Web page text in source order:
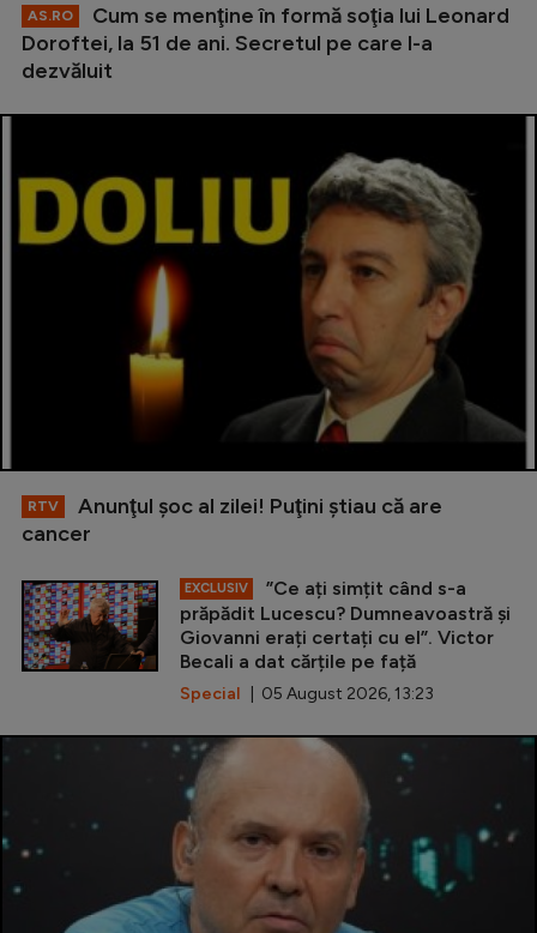
AS.RO
Cum se menţine în formă soţia lui Leonard
Doroftei, la 51 de ani. Secretul pe care l-a
dezvăluit
RTV
Anunţul şoc al zilei! Puţini ştiau că are
cancer
EXCLUSIV
”Ce ați simțit când s-a
prăpădit Lucescu? Dumneavoastră și
Giovanni erați certați cu el”. Victor
Becali a dat cărțile pe față
Special | 05 August 2026, 13:23